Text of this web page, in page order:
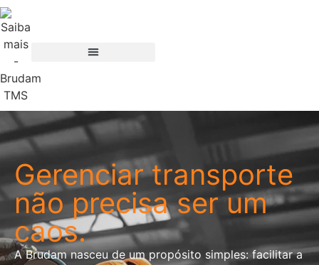
Gerenciar transporte
não precisa ser um
caos.
A Brudam nasceu de um propósito simples: facilitar a